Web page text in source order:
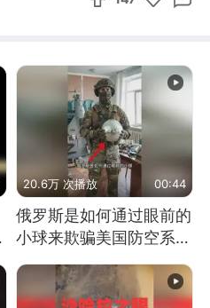
20.6万 次播放 00:44
俄罗斯是如何通过眼前的
小球来欺骗美国防空系统
的